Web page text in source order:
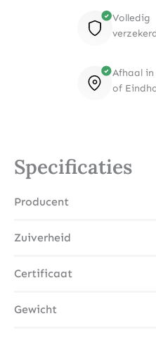
Volledig
Afhaal
of
Specificaties
Producent
Zuiverheid
Certificaat
Gewicht